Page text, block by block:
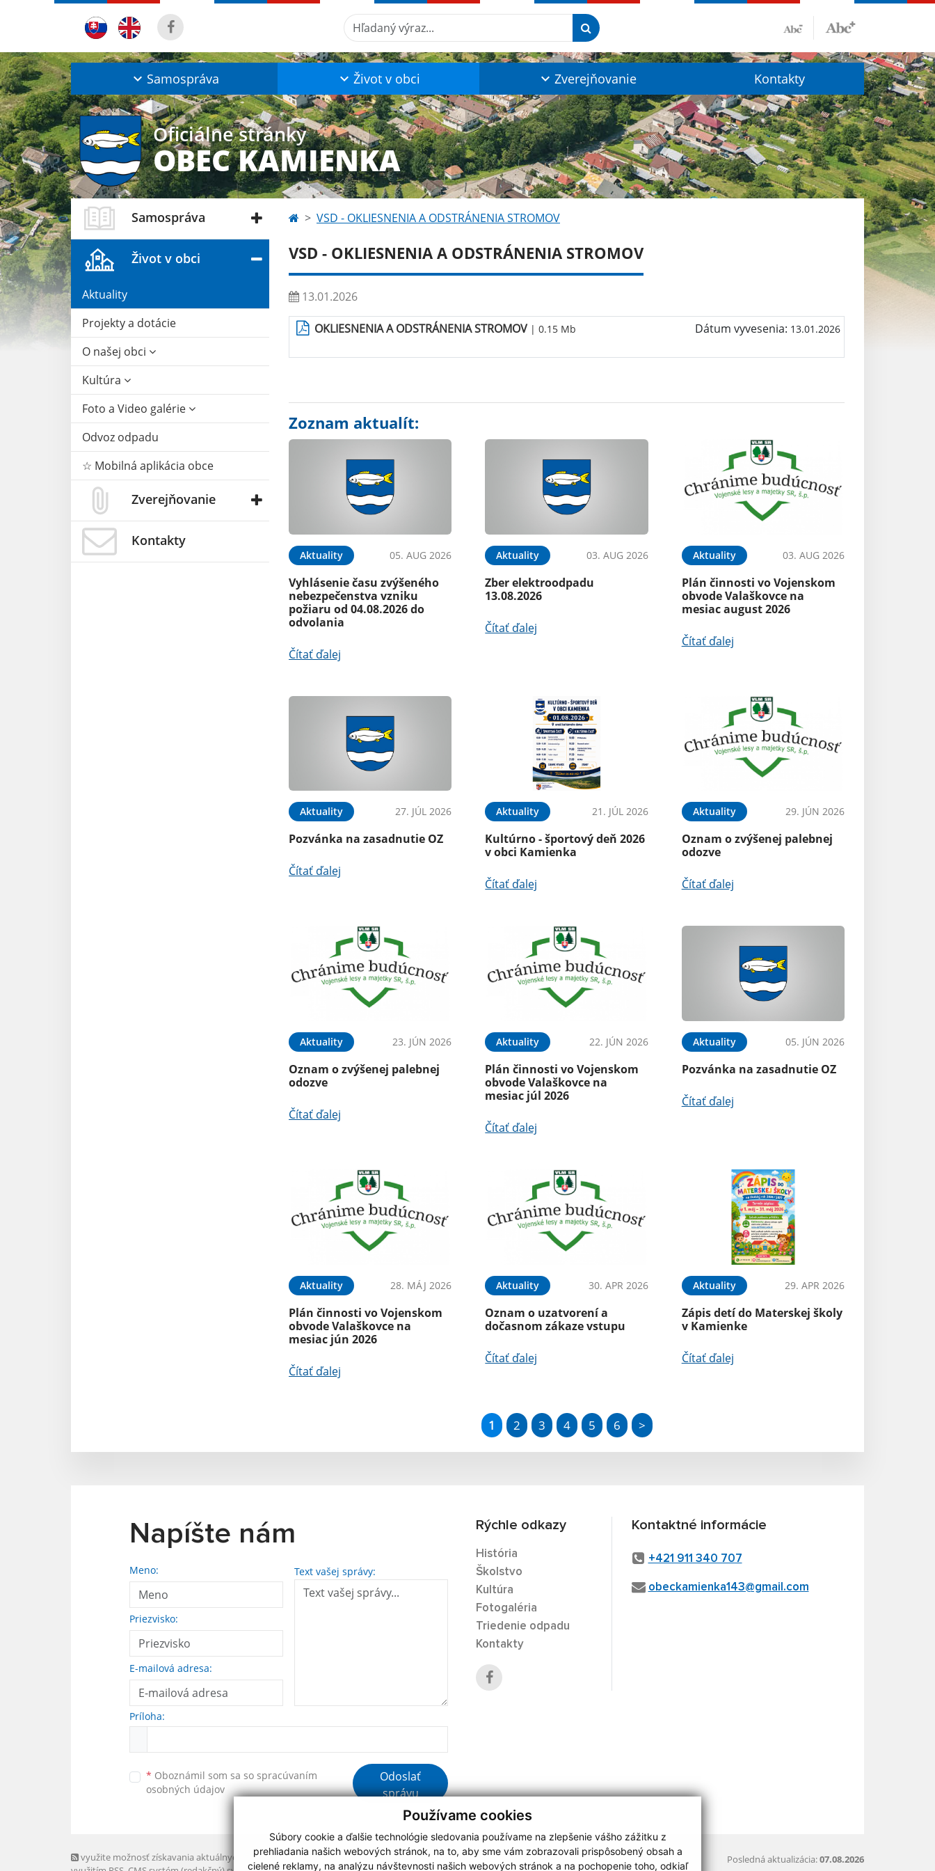
Používame cookies
Súbory cookie a ďalšie technológie sledovania používame na zlepšenie vášho zážitku z
prehliadania našich webových stránok, na to, aby sme vám zobrazovali prispôsobený obsah a
cielené reklamy, na analýzu návštevnosti našich webových stránok a na pochopenie toho, odkiaľ
Hľadaný výraz...
Samospráva Život v obci Zverejňovanie Kontakty
Oficiálne stránky
OBEC KAMIENKA
Samospráva
Život v obci
Aktuality
Projekty a dotácie
O našej obci
Kultúra
Foto a Video galérie
Odvoz odpadu
☆ Mobilná aplikácia obce
Zverejňovanie
Kontakty
VSD - OKLIESNENIA A ODSTRÁNENIA STROMOV
VSD - OKLIESNENIA A ODSTRÁNENIA STROMOV
13.01.2026
OKLIESNENIA A ODSTRÁNENIA STROMOV| 0.15 Mb Dátum vyvesenia: 13.01.2026
Zoznam aktualít:
Aktuality 05. AUG 2026
Vyhlásenie času zvýšeného
nebezpečenstva vzniku
požiaru od 04.08.2026 do
odvolania
Čítať ďalej
Aktuality 03. AUG 2026
Zber elektroodpadu
13.08.2026
Čítať ďalej
Aktuality 03. AUG 2026
Plán činnosti vo Vojenskom
obvode Valaškovce na
mesiac august 2026
Čítať ďalej
Aktuality 27. JÚL 2026
Pozvánka na zasadnutie OZ
Čítať ďalej
Aktuality 21. JÚL 2026
Kultúrno - športový deň 2026
v obci Kamienka
Čítať ďalej
Aktuality 29. JÚN 2026
Oznam o zvýšenej palebnej
odozve
Čítať ďalej
Aktuality 23. JÚN 2026
Oznam o zvýšenej palebnej
odozve
Čítať ďalej
Aktuality 22. JÚN 2026
Plán činnosti vo Vojenskom
obvode Valaškovce na
mesiac júl 2026
Čítať ďalej
Aktuality 05. JÚN 2026
Pozvánka na zasadnutie OZ
Čítať ďalej
Aktuality 28. MÁJ 2026
Plán činnosti vo Vojenskom
obvode Valaškovce na
mesiac jún 2026
Čítať ďalej
Aktuality 30. APR 2026
Oznam o uzatvorení a
dočasnom zákaze vstupu
Čítať ďalej
Aktuality 29. APR 2026
Zápis detí do Materskej školy
v Kamienke
Čítať ďalej
1 2 3 4 5 6 >
Napíšte nám
Meno:
Priezvisko:
E-mailová adresa:
Text vašej správy:
Príloha:
* Oboznámil som sa so spracúvaním
osobných údajov
Odoslať
správu
Rýchle odkazy
História
Školstvo
Kultúra
Fotogaléria
Triedenie odpadu
Kontakty
Kontaktné informácie
+421 911 340 707
obeckamienka143@gmail.com
využite možnosť získavania aktuálnych informácií s
Posledná aktualizácia:07.08.2026